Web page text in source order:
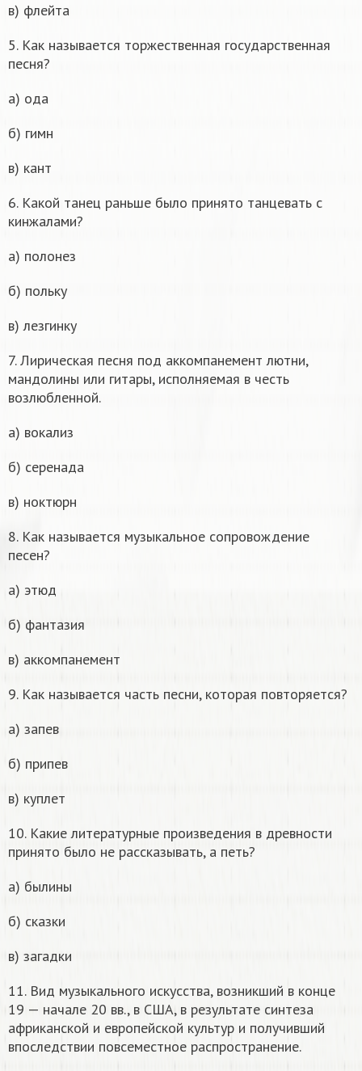
в) флейта
5. Как называется торжественная государственная
песня?
а) ода
б) гимн
в) кант
6. Какой танец раньше было принято танцевать с
кинжалами?
а) полонез
б) польку
в) лезгинку
7. Лирическая песня под аккомпанемент лютни,
мандолины или гитары, исполняемая в честь
возлюбленной.
а) вокализ
б) серенада
в) ноктюрн
8. Как называется музыкальное сопровождение
песен?
а) этюд
б) фантазия
в) аккомпанемент
9. Как называется часть песни, которая повторяется?
а) запев
б) припев
в) куплет
10. Какие литературные произведения в древности
принято было не рассказывать, а петь?
а) былины
б) сказки
в) загадки
11. Вид музыкального искусства, возникший в конце
19 — начале 20 вв., в США, в результате синтеза
африканской и европейской культур и получивший
впоследствии повсеместное распространение.